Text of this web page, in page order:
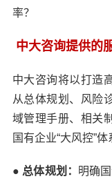
率？
中大咨询提供的
中大咨询将以打造
从总体规划、风险
域管理手册、相关
国有企业“大风控”体
● 总体规划： 明确